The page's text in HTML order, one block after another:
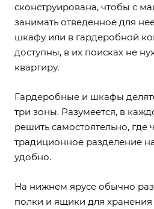
сконструирована, чтобы с
занимать отведенное для
шкафу или в гардеробной
доступны, в их поисках не
квартиру.
Гардеробные и шкафы
три зоны. Разумеется, в
решить самостоятельно, где
традиционное разделение
удобно.
На нижнем ярусе обычно
полки и ящики для хранения